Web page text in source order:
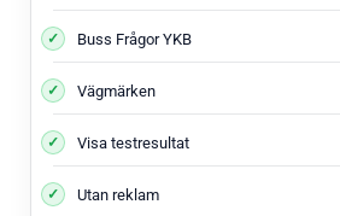
Buss Frågor YKB
Vägmärken
Visa testresultat
Utan reklam